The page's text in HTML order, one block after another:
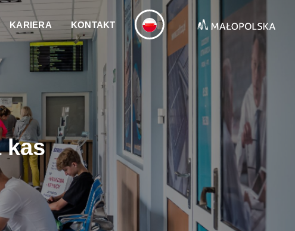
KARIERA KONTAKT
kas